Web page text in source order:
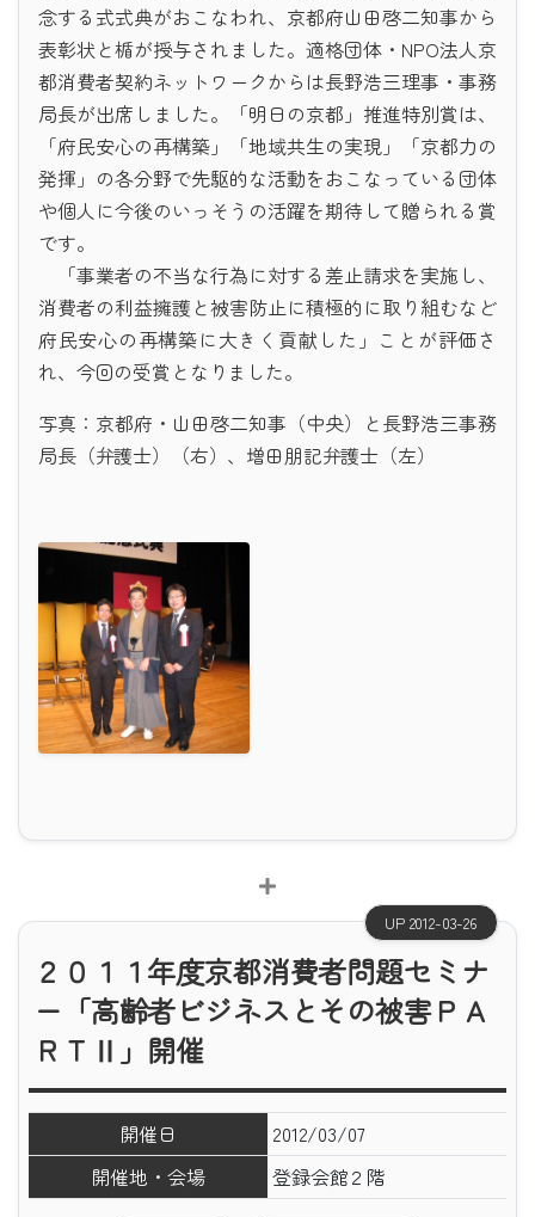
念する式式典がおこなわれ、京都府山田啓二知事から
表彰状と楯が授与されました。適格団体・NPO法人京
都消費者契約ネットワークからは長野浩三理事・事務
局長が出席しました。「明日の京都」推進特別賞は、
「府民安心の再構築」「地域共生の実現」「京都力の
発揮」の各分野で先駆的な活動をおこなっている団体
や個人に今後のいっそうの活躍を期待して贈られる賞
です。
「事業者の不当な行為に対する差止請求を実施し、
消費者の利益擁護と被害防止に積極的に取り組むなど
府民安心の再構築に大きく貢献した」ことが評価さ
れ、今回の受賞となりました。
写真：京都府・山田啓二知事（中央）と長野浩三事務
局長（弁護士）（右）、増田朋記弁護士（左）
UP 2012-03-26
２０１１年度京都消費者問題セミナ
ー「高齢者ビジネスとその被害ＰＡ
ＲＴⅡ」開催
開催日
2012/03/07
開催地・会場
登録会館２階